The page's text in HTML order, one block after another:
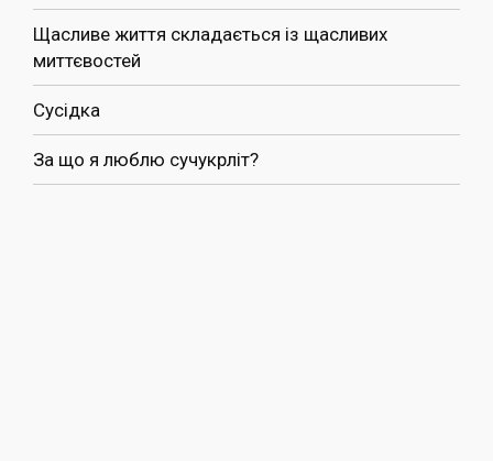
Щасливе життя складається із щасливих
миттєвостей
Сусідка
За що я люблю сучукрліт?